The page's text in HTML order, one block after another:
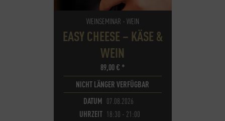
WEINSEMINAR - WEIN
EASY CHEESE – KÄSE &
WEIN
89,00€ *
NICHT LÄNGER VERFÜGBAR
DATUM 07.08.2026
UHRZEIT 18:30 - 21:00